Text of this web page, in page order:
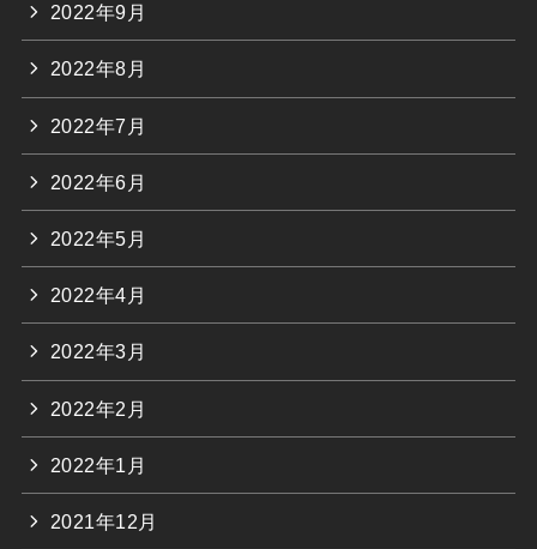
2022年9月
2022年8月
2022年7月
2022年6月
2022年5月
2022年4月
2022年3月
2022年2月
2022年1月
2021年12月